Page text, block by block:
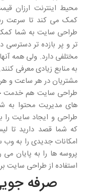
محیط اینترنت ارزان
کمک می کند تا سرعت
طراحی سایت به شما
تر و پر بازده تر دسترسی
مختلفی دارد. ولی همه
به منابع زیادی معرفی
مشتریان در هر ساعت و هر
طراحی سایت هم خدمت
های مدیریت محتوا به
طراحی و ایجاد سایت را
که شما قصد دارید تا
امکانات جدیدی را به وب
پروسه ها را به پایان
استفاده از طراحی سایت
صرفه